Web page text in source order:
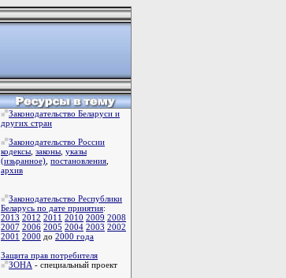
Законодательство Беларуси и
других стран
Законодательство России
кодексы законы указы
(изьранное) постановления
архив
Законодательство Республики
Беларусь по дате принятия:
2013 2012 2011 2010 2009 2008
2007 2006 2005 2004 2003 2002
2001 2000 до 2000 года
Защита прав потребителя
ЗОНА - специальный проект